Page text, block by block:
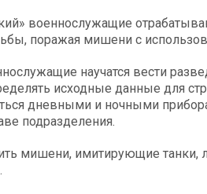
военнослужащие
поражая мишени с
научатся вести
исходные данные для
дневными и ночными
подразделения.
мишени, имитирующие танки,